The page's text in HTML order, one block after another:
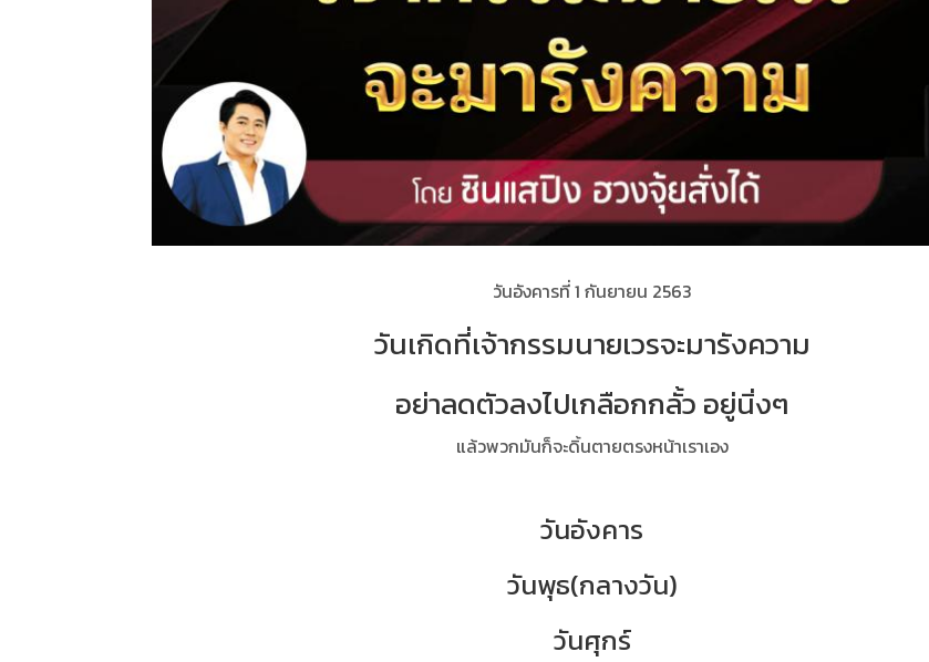
วันอังคารที่ 1 กันยายน 2563
วันเกิดที่เจ้ากรรมนายเวรจะมารังความ
อย่าลดตัวลงไปเกลือกกลั้ว อยู่นิ่งๆ
แล้วพวกมันก็จะดิ้นตายตรงหน้าเราเอง
วันอังคาร
วันพุธ(กลางวัน)
วันศุกร์